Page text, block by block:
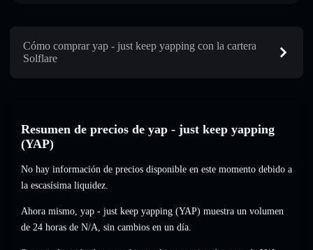
Cómo comprar yap - just keep yapping con la cartera
Solflare
Resumen de precios de yap - just keep yapping
(YAP)
No hay información de precios disponible en este momento debido a
la escasísima liquidez.
Ahora mismo, yap - just keep yapping (YAP) muestra un volumen
de 24 horas de N/A, sin cambios en un día.